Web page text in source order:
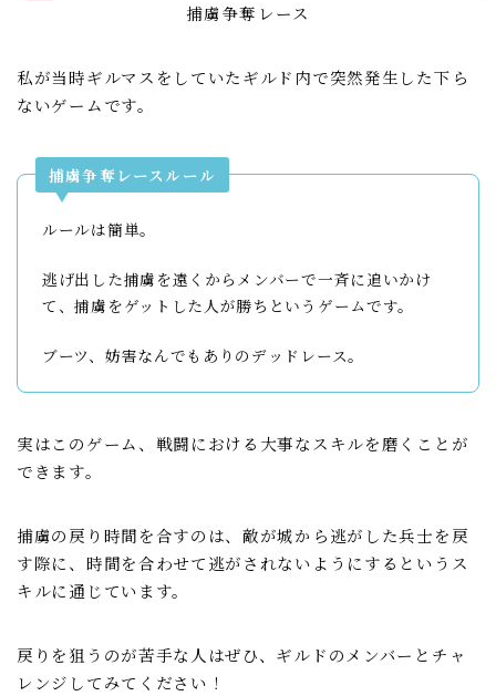
捕虜争奪レース
私が当時ギルマスをしていたギルド内で突然発生した下ら
ないゲームです。
捕虜争奪レースルール
ルールは簡単。
逃げ出した捕虜を遠くからメンバーで一斉に追いかけ
て、捕虜をゲットした人が勝ちというゲームです。
ブーツ、妨害なんでもありのデッドレース。
実はこのゲーム、戦闘における大事なスキルを磨くことが
できます。
捕虜の戻り時間を合すのは、敵が城から逃がした兵士を戻
す際に、時間を合わせて逃がされないようにするというス
キルに通じています。
戻りを狙うのが苦手な人はぜひ、ギルドのメンバーとチャ
レンジしてみてください！